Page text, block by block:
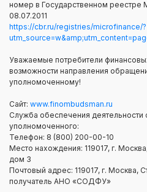
номер в Государственном реестре
08.07.2011
https://cbr.ru/registries/microfinance/?
Уважаемые потребители
возможности направления
уполномоченному!
Сайт: www.finombudsman.ru
Служба обеспечения деятельности
уполномоченного:
Телефон: 8 (800) 200-00-10
Место нахождения: 119017, г.
дом 3
Почтовый адрес: 119017, г. Москва,
получатель АНО «СОДФУ»